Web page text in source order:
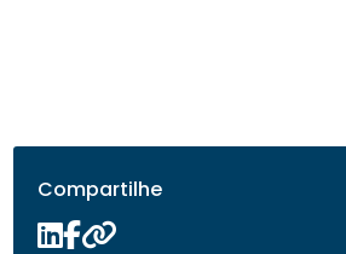
Compartilhe